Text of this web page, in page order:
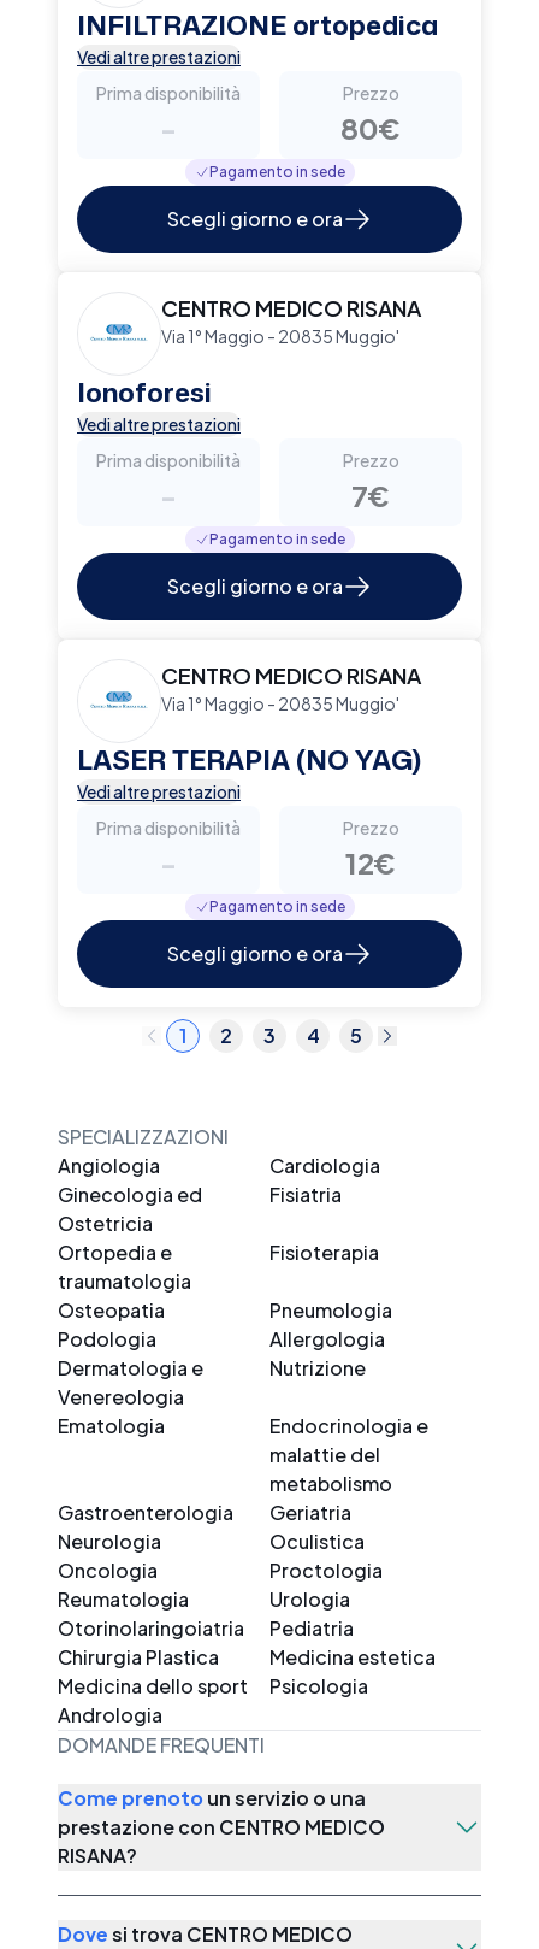
INFILTRAZIONE ortopedica
Vedi altre prestazioni
Prima disponibilità
-
Prezzo
80€
Pagamento in sede
Scegli giorno e ora
CENTRO MEDICO RISANA
Via 1° Maggio - 20835 Muggio'
Ionoforesi
Vedi altre prestazioni
Prima disponibilità
-
Prezzo
7€
Pagamento in sede
Scegli giorno e ora
CENTRO MEDICO RISANA
Via 1° Maggio - 20835 Muggio'
LASER TERAPIA (NO YAG)
Vedi altre prestazioni
Prima disponibilità
-
Prezzo
12€
Pagamento in sede
Scegli giorno e ora
1 2 3 4 5
SPECIALIZZAZIONI
Angiologia
Cardiologia
Ginecologia ed
Ostetricia
Fisiatria
Ortopedia e
traumatologia
Fisioterapia
Osteopatia
Pneumologia
Podologia
Allergologia
Dermatologia e
Venereologia
Nutrizione
Ematologia
Endocrinologia e
malattie del
metabolismo
Gastroenterologia
Geriatria
Neurologia
Oculistica
Oncologia
Proctologia
Reumatologia
Urologia
Otorinolaringoiatria
Pediatria
Chirurgia Plastica
Medicina estetica
Medicina dello sport
Psicologia
Andrologia
DOMANDE FREQUENTI
Come prenotoun servizio o una
prestazione con CENTRO MEDICO
RISANA?
Dovesi trova CENTRO MEDICO